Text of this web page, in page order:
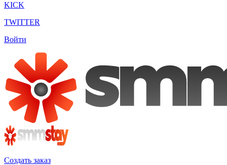
KICK
TWITTER
Войти
Создать заказ